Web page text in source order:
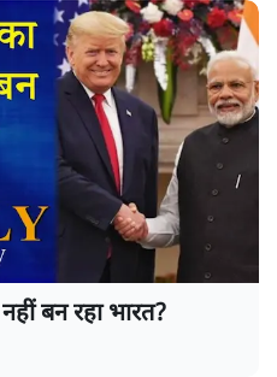
बन रहा भारत?